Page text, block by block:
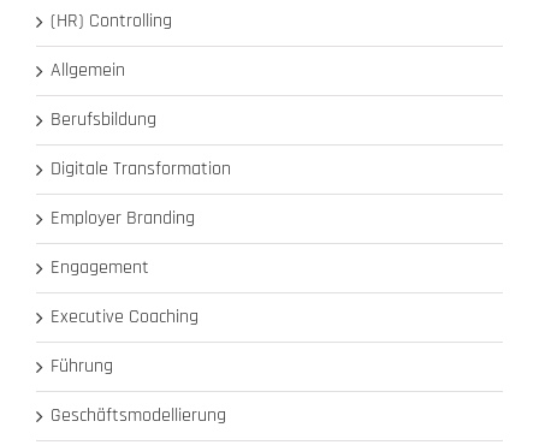
(HR) Controlling
Allgemein
Berufsbildung
Digitale Transformation
Employer Branding
Engagement
Executive Coaching
Führung
Geschäftsmodellierung